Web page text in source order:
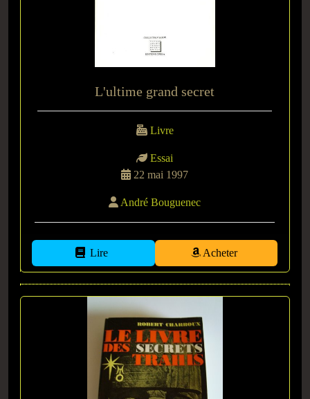
L'ultime grand secret
Livre
Essai
22 mai 1997
André Bouguenec
Lire Acheter